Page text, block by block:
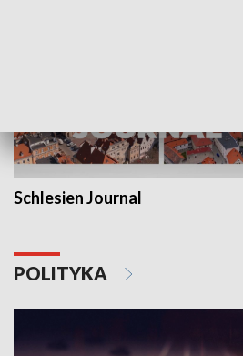
Schlesien Journal
POLITYKA